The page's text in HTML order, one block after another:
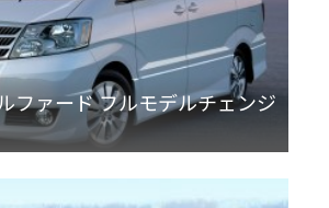
ファード フルモデルチェンジ